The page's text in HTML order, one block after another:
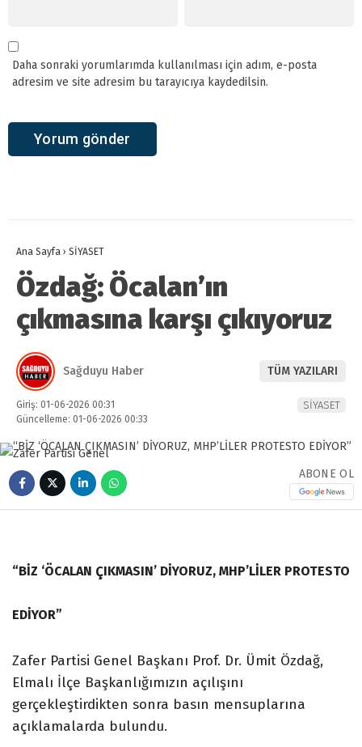
Daha sonraki yorumlarımda kullanılması için adım, e-posta
adresim ve site adresim bu tarayıcıya kaydedilsin.
Ana Sayfa › SİYASET
Özdağ: Öcalan’ın
çıkmasına karşı çıkıyoruz
Sağduyu Haber TÜM YAZILARI
Giriş: 01-06-2026 00:31
Güncelleme: 01-06-2026 00:33
SİYASET
ABONE OL
“BİZ ‘ÖCALAN ÇIKMASIN’ DİYORUZ, MHP’LİLER PROTESTO
EDİYOR”
Zafer Partisi Genel Başkanı Prof. Dr. Ümit Özdağ,
Elmalı İlçe Başkanlığımızın açılışını
gerçekleştirdikten sonra basın mensuplarına
açıklamalarda bulundu.